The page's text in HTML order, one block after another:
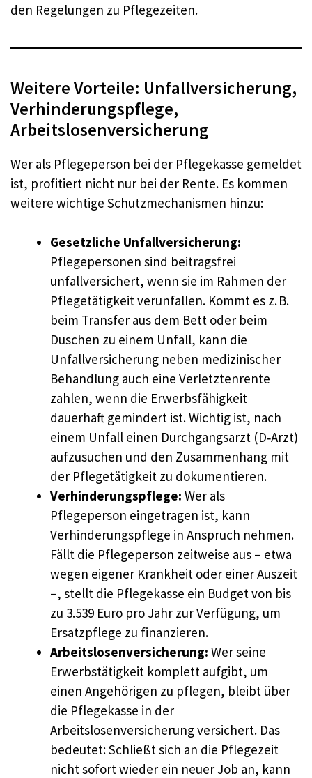
den Regelungen zu Pflegezeiten.
Weitere Vorteile: Unfallversicherung,
Verhinderungspflege,
Arbeitslosenversicherung
Wer als Pflegeperson bei der Pflegekasse gemeldet
ist, profitiert nicht nur bei der Rente. Es kommen
weitere wichtige Schutzmechanismen hinzu:
Gesetzliche Unfallversicherung:
Pflegepersonen sind beitragsfrei
unfallversichert, wenn sie im Rahmen der
Pflegetätigkeit verunfallen. Kommt es z. B.
beim Transfer aus dem Bett oder beim
Duschen zu einem Unfall, kann die
Unfallversicherung neben medizinischer
Behandlung auch eine Verletztenrente
zahlen, wenn die Erwerbsfähigkeit
dauerhaft gemindert ist. Wichtig ist, nach
einem Unfall einen Durchgangsarzt (D‑Arzt)
aufzusuchen und den Zusammenhang mit
der Pflegetätigkeit zu dokumentieren.
Verhinderungspflege: Wer als
Pflegeperson eingetragen ist, kann
Verhinderungspflege in Anspruch nehmen.
Fällt die Pflegeperson zeitweise aus – etwa
wegen eigener Krankheit oder einer Auszeit
–, stellt die Pflegekasse ein Budget von bis
zu 3.539 Euro pro Jahr zur Verfügung, um
Ersatzpflege zu finanzieren.
Arbeitslosenversicherung: Wer seine
Erwerbstätigkeit komplett aufgibt, um
einen Angehörigen zu pflegen, bleibt über
die Pflegekasse in der
Arbeitslosenversicherung versichert. Das
bedeutet: Schließt sich an die Pflegezeit
nicht sofort wieder ein neuer Job an, kann